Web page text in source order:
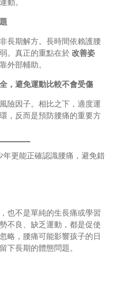
動。
長期解方。長時間依賴護腰
。真正的重點在於 改善姿
外部輔助。
，避免運動比較不會受傷
險因子。相比之下，適度運
，反而是預防腰痛的重要方
更能正確認識腰痛，避免錯
也不是單純的生長痛或學習
不良、缺乏運動，都是促使
略，腰痛可能影響孩子的日
下長期的體態問題。